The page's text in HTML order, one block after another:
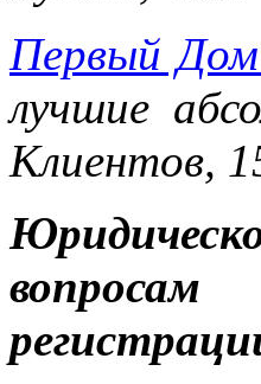
Первый
лучшие
Клиентов,
вопросам